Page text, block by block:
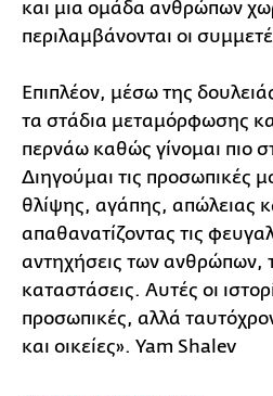
και μια ομάδα ανθρώπων
περιλαμβάνονται οι
Επιπλέον, μέσω της
τα στάδια μεταμόρφωσης
περνάω καθώς γίνομαι πιο
Διηγούμαι τις προσωπικές
θλίψης, αγάπης, απώλειας
απαθανατίζοντας τις
αντηχήσεις των ανθρώπων,
καταστάσεις. Αυτές οι
προσωπικές, αλλά
και οικείες». Yam Shalev